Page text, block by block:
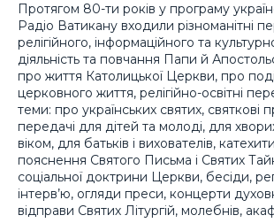
Протягом 80-ти років у програму
Радіо Ватикану входили різноманітні
релігійного, інформаційного та
діяльність та повчання Папи й
про життя Католицької Церкви, про
церковного життя, релігійно-освітні
теми: про українських святих, святкові
передачі для дітей та молоді, для
віком, для батьків і вихователів,
пояснення Святого Письма і Святих
соціальної доктрини Церкви, бесіди,
інтерв’ю, огляди преси, концерти
відправи Святих Літургій, молебнів,